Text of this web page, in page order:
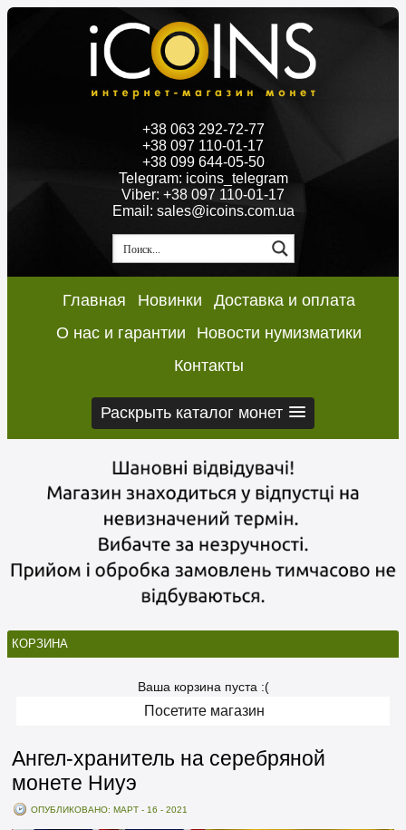
+38 063 292-72-77
+38 097 110-01-17
+38 099 644-05-50
Telegram: icoins_telegram
Viber: +38 097 110-01-17
Email: sales@icoins.com.ua
Главная Новинки
Доставка и оплата
О нас и гарантии
Новости нумизматики
Контакты
Раскрыть каталог монет
КОРЗИНА
Ваша корзина пуста :(
Посетите магазин
Ангел-хранитель на серебряной
монете Ниуэ
ОПУБЛИКОВАНО: МАРТ - 16 - 2021